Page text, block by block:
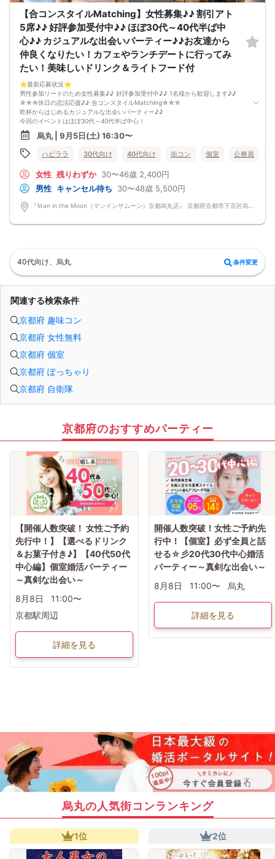
男女調整のため規定のキャンセルポリシーが適用されます。ご確認の上、お申込
み願います。
お席の確保等を行っております運営都合上、ご理解をお願いします。
最少催行人数2対2～
ただし当日欠席による人数減少は不可抗力のため返金は行いません。
本イベントは貴重な同世代との出会いの場です。
上記同意了承の上お申し込みいただいたとみなします。
イベント当日、イベントの進行をスムーズにする為、スタッフの指示に従ってく
【合コンスタイルMatching】女性募集♪♪ 割引アト
5席♪♪ 好評参加受付中♪♪ ほぼ30代～40代半ば中
心♪♪ カジュアルな出会いパーティー♪♪お友達から
仲良くなりたい！カフェやランチデートに行ってみ
たい！美味しいドリンク＆ライトフード付
⭐️最新応募状況⭐️
男性参加リードのため女性募集♪♪ 好評参加受付中♪♪ 1名様から歓迎します♪♪
☆☆☆休日の恋活応援♪♪ 合コンスタイルMatching☆☆☆
乾杯からはじめるカジュアルな出会いパーティー♪♪
今回のイベントはほぼ30代～40代半ば中心！
「まずは気軽に友達として仲良くなりたい♪♪」
「気になる方とカフェやランチデートに行ってみたい♪♪」
「良きパートナーを見つけたい♪♪」
そんなあなたにぴったりのコンパ風な出会いイベントをご用意しました♪
皆さんでお話するのはきっと楽しいはず！
「ちょうどいい距離感」から始めませんか？
清潔感のあるお店で気にせずお話を楽しめます。
落ち着いた雰囲気の中で、リラックスしてお話しできるのが魅力なんです♪♪
～開催形式について～
【お支払い方法】
当日現金払い♪
楽々♪クレジット払い♪
＜申込画面でいずれかを選択ください＞
※お申し込み後、即時でお客様のお席を確保しています♪
規定のキャンセルポリシーが適用されます。ご確認の上、お申込み願います。
【会場での受付】
10分前より受付♪
【必ずご確認くださいませ】
開催中のマスク着用は任意とさせていただきます。
ドリンクメニュー・フード類については店舗により若干変更する場合がありま
す。
※お申し込み後、即時でお客様のお席を確保しています。
規定のキャンセルポリシーが適用されます。ご確認の上、お申込み願います。
最少催行人数2対2～
中止タイミング 2時間前迄にご連絡します。
※直前キャンセルが発生した場合にはその限りではありません。
本イベントは貴重な同世代との出会いの場です。
上記同意了承の上お申し込みいただいたとみなします。
イベント当日、イベントの進行をスムーズにする為、スタッフの指示に従ってく
ださい。
烏丸 | 9月5日(土) 16:30〜
ハピララ 30代向け 40代向け 街コン 個室 公務員
女性 残りわずか 30〜46歳 2,400円
男性 キャンセル待ち 30〜48歳 5,500円
40代向け、烏丸 条件変更
関連する検索条件
京都府 趣味コン
京都府 女性無料
京都府 個室
京都府 ぽっちゃり
京都府 自衛隊
京都府のおすすめパーティー
【開催人数突破！ 女性ご予約
先行中！】【選べるドリンク
＆お菓子付き♪】【40代50代
中心編】個室婚活パーティー
～真剣な出会い～
8月8日
11:00〜
京都駅周辺
詳細を見る
開催人数突破！女性ご予約先
行中！【個室】必ず全員と話
せる☆彡20代30代中心婚活
パーティー～真剣な出会い～
8月8日
11:00〜 烏丸
詳細を見る
烏丸の人気街コンランキング
1位 2位